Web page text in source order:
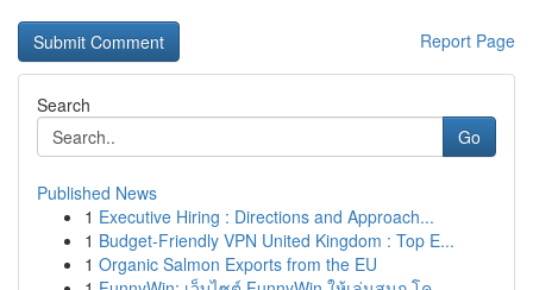
Report Page
Search
Go
Published News
1 Executive Hiring : Directions and Approach...
1 Budget-Friendly VPN United Kingdom : Top E...
1 Organic Salmon Exports from the EU